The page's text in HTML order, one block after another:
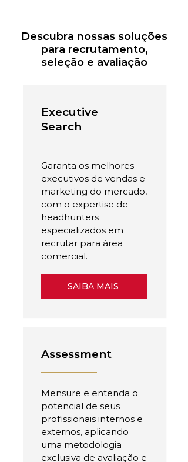
Descubra nossas soluções
para recrutamento,
seleção e avaliação
Executive
Search
Garanta os melhores
executivos de vendas e
marketing do mercado,
com o expertise de
headhunters
especializados em
recrutar para área
comercial.
SAIBA MAIS
Assessment
Mensure e entenda o
potencial de seus
profissionais internos e
externos, aplicando
uma metodologia
exclusiva de avaliação e